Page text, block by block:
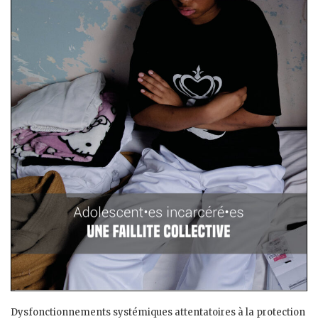
Dysfonctionnements systémiques attentatoires à la protection